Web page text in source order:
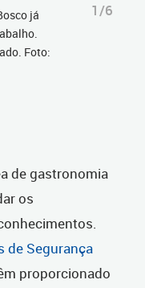
já
Foto:
1/6
de gastronomia
os
de Segurança
proporcionado